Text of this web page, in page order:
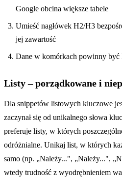
Google obcina większe tabele
Umieść nagłówek H2/H3
jej zawartość
Dane w komórkach powinny być
Listy – porządkowane i
Dla snippetów listowych kluczowe
zaczynał się od unikalnego słowa
preferuje listy, w których
odróżnialne. Unikaj list, w których
samo (np. „Należy...", „Należy...",
wtedy trudność z wyodrębnieniem